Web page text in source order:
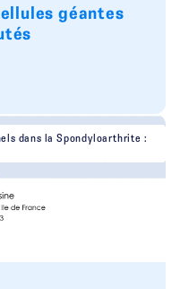
géantes
dans la Spondyloarthrite :